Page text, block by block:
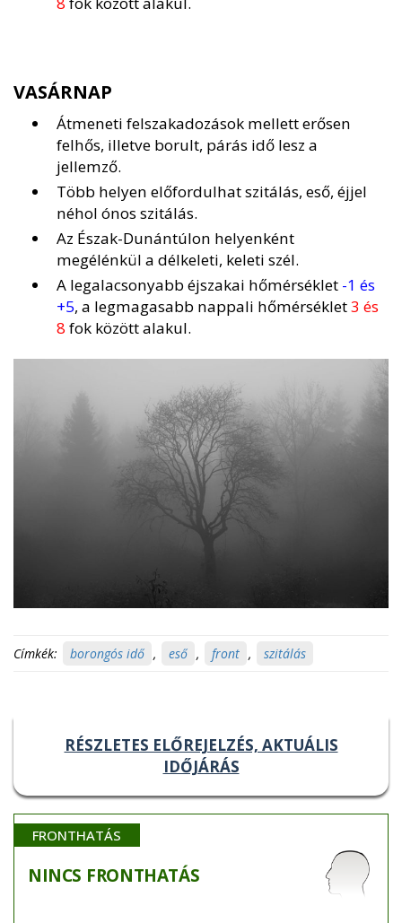
VASÁRNAP
Átmeneti felszakadozások mellett erősen
felhős, illetve borult, párás idő lesz a
jellemző.
Több helyen előfordulhat szitálás, eső, éjjel
néhol ónos szitálás.
Az Észak-Dunántúlon helyenként
megélénkül a délkeleti, keleti szél.
A legalacsonyabb éjszakai hőmérséklet -1 és
+5, a legmagasabb nappali hőmérséklet3 és
8 fok között alakul.
Címkék: borongós idő , eső , front , szitálás
RÉSZLETES ELŐREJELZÉS, AKTUÁLIS
IDŐJÁRÁS
FRONTHATÁS
NINCS FRONTHATÁS